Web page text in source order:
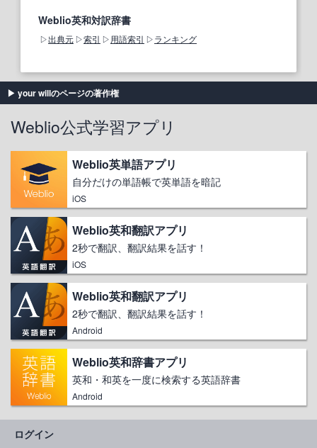
Weblio英和対訳辞書
出典元 索引 用語索引 ランキング
your willのページの著作権
Weblio公式学習アプリ
Weblio英単語アプリ
自分だけの単語帳で英単語を暗記
iOS
Weblio英和翻訳アプリ
2秒で翻訳、翻訳結果を話す！
iOS
Weblio英和翻訳アプリ
2秒で翻訳、翻訳結果を話す！
Android
Weblio英和辞書アプリ
英和・和英を一度に検索する英語辞書
Android
ログイン